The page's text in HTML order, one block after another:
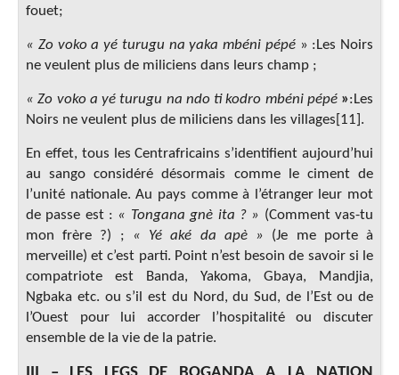
fouet;
« Zo voko a yé turugu na yaka mbéni pépé» :Les Noirs
ne veulent plus de miliciens dans leurs champ ;
« Zo voko a yé turugu na ndo ti kodro mbéni pépé »:Les
Noirs ne veulent plus de miliciens dans les villages[11].
En effet, tous les Centrafricains s’identifient aujourd’hui
au sango considéré désormais comme le ciment de
l’unité nationale. Au pays comme à l’étranger leur mot
de passe est : « Tongana gnè ita ? » (Comment vas-tu
mon frère ?) ;
« Yé aké da apè » (Je me porte à
merveille) et c’est parti. Point n’est besoin de savoir si le
compatriote est Banda, Yakoma, Gbaya, Mandjia,
Ngbaka etc. ou s’il est du Nord, du Sud, de l’Est ou de
l’Ouest pour lui accorder l’hospitalité ou discuter
ensemble de la vie de la patrie.